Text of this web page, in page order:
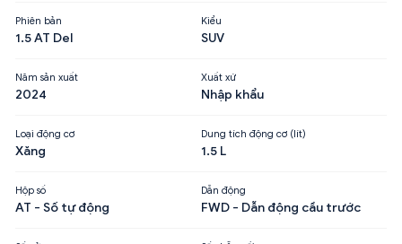
Phiên bản
1.5 AT Del
Kiểu
SUV
Năm sản xuất
2024
Xuất xứ
Nhập khẩu
Loại động cơ
Xăng
Dung tích động cơ (lít)
1.5 L
Hộp số
AT - Số tự động
Dẫn động
FWD - Dẫn động cầu trước